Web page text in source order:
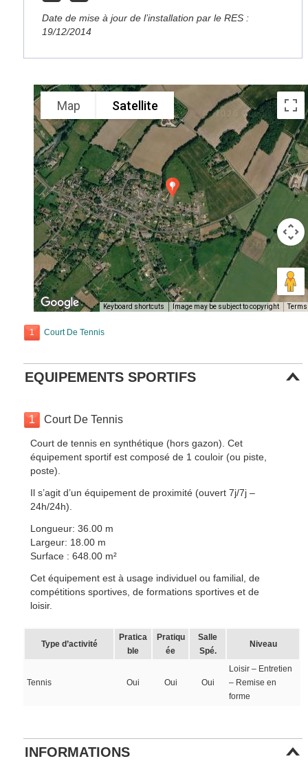
Date de mise à jour de l’installation par le RES :
19/12/2014
Map Satellite
Keyboard shortcuts Image may be subject to copyright Terms
1 Court De Tennis
EQUIPEMENTS SPORTIFS
1 Court De Tennis
Court de tennis en synthétique (hors gazon). Cet
équipement sportif est composé de 1 couloir (ou piste,
poste).
Il s’agit d’un équipement de proximité (ouvert 7j/7j –
24h/24h).
Longueur: 36.00 m
Largeur: 18.00 m
Surface : 648.00 m²
Cet équipement est à usage individuel ou familial, de
compétitions sportives, de formations sportives et de
loisir.
Type d’activité
Pratica
ble
Pratiqu
ée
Salle
Spé.
Niveau
Tennis Oui Oui Oui
Loisir – Entretien
– Remise en
forme
INFORMATIONS